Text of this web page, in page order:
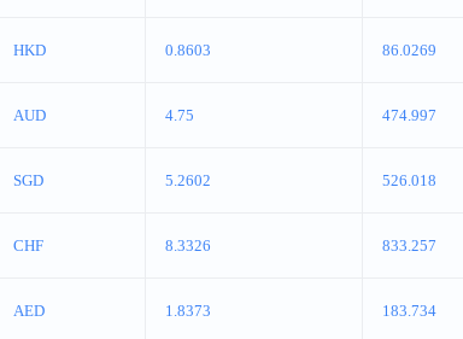
HKD 0.8603 86.0269
AUD 4.75 474.997
SGD 5.2602 526.018
CHF 8.3326 833.257
AED 1.8373 183.734